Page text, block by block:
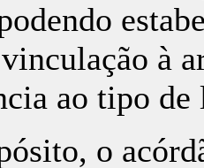
à
ao tipo
o